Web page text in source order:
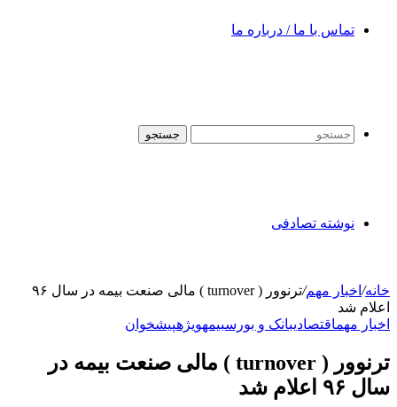
تماس با ما / درباره ما
جستجو
نوشته تصادفی
خانه/ اخبار مهم/
ترنوور ( turnover ) مالی صنعت بیمه در سال ۹۶
اعلام شد
اخبار مهماقتصادیبانک و بورسبیمهویژهپیشخوان
ترنوور ( turnover ) مالی صنعت بیمه در
سال ۹۶ اعلام شد